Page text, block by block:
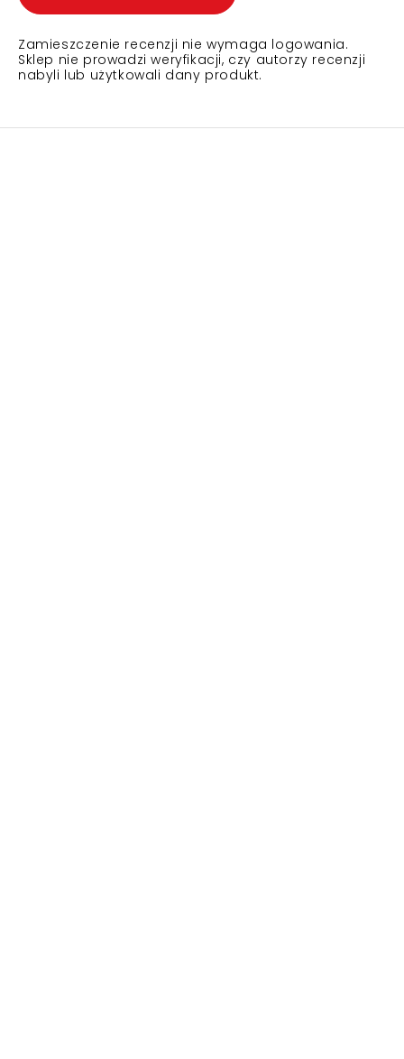
Zamieszczenie recenzji nie wymaga logowania.
Sklep nie prowadzi weryfikacji, czy autorzy recenzji
nabyli lub użytkowali dany produkt.